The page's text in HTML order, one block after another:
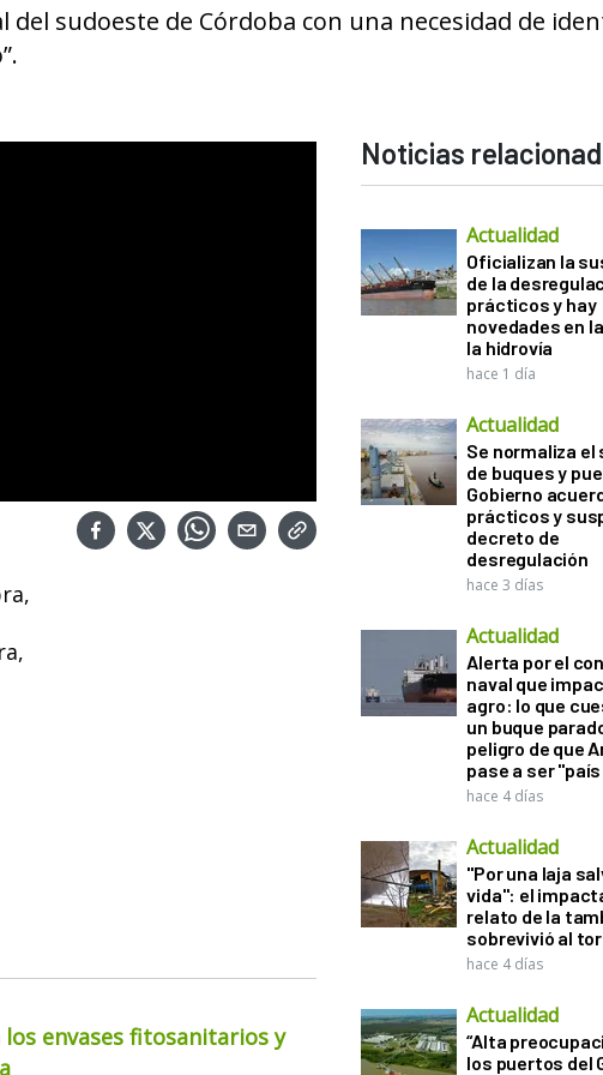
sudoeste de Córdoba con una necesidad de
envases fitosanitarios y
Noticias
Actualidad
Oficializan la
de la
prácticos y hay
novedades en
la hidrovía
hace 1 día
Actualidad
Se normaliza el
de buques y
Gobierno
prácticos y
decreto de
desregulación
hace 3 días
Actualidad
Alerta por el
naval que
agro: lo que
un buque
peligro de que
pase a ser
hace 4 días
Actualidad
"Por una laja
vida": el
relato de la
sobrevivió al
hace 4 días
Actualidad
“Alta
los puertos del